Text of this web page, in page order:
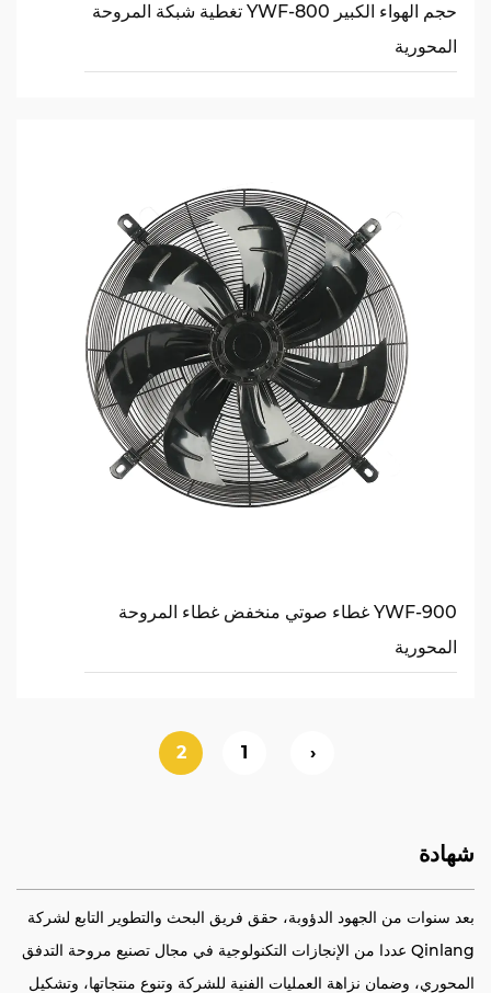
حجم الهواء الكبير YWF-800 تغطية شبكة المروحة
المحورية
YWF-900 غطاء صوتي منخفض غطاء المروحة
المحورية
‹
1
2
شهادة
بعد سنوات من الجهود الدؤوبة، حقق فريق البحث والتطوير التابع لشركة
Qinlang عددا من الإنجازات التكنولوجية في مجال تصنيع مروحة التدفق
المحوري، وضمان نزاهة العمليات الفنية للشركة وتنوع منتجاتها، وتشكيل